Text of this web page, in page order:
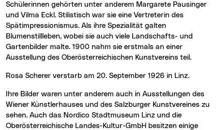
Schülerinnen gehörten unter anderem Margarete Pausinger
und Vilma Eckl. Stilistisch war sie eine Vertreterin des
Spätimpressionismus. Als ihre Spezialität galten
Blumenstillleben, wobei sie auch viele Landschafts- und
Gartenbilder malte. 1900 nahm sie erstmals an einer
Ausstellung des Oberösterreichischen Kunstvereins teil.
Rosa Scherer verstarb am 20. September 1926 in Linz.
Wiener Künstlerhauses und des Salzburger Kunstvereines zu
sehen. Auch das Nordico Stadtmuseum Linz und die
Oberösterreichische Landes-Kultur-GmbH besitzen einige